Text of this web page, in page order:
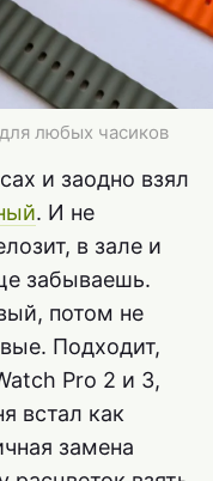
любых часиков
и заодно взял
. И не
в зале и
забываешь.
потом не
Подходит,
Pro 2 и 3,
встал как
замена